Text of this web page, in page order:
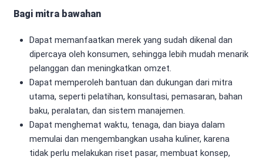
Bagi mitra bawahan
Dapat memanfaatkan merek yang sudah dikenal dan
dipercaya oleh konsumen, sehingga lebih mudah menarik
pelanggan dan meningkatkan omzet.
Dapat memperoleh bantuan dan dukungan dari mitra
utama, seperti pelatihan, konsultasi, pemasaran, bahan
baku, peralatan, dan sistem manajemen.
Dapat menghemat waktu, tenaga, dan biaya dalam
memulai dan mengembangkan usaha kuliner, karena
tidak perlu melakukan riset pasar, membuat konsep,